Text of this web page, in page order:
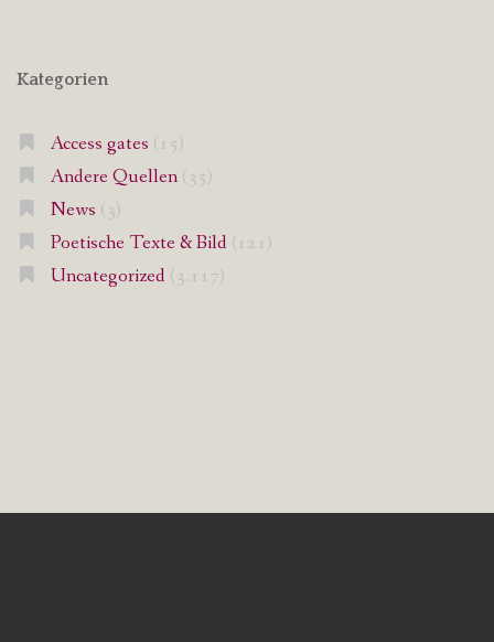
Kategorien
Access gates (15)
Andere Quellen(35)
News (3)
Poetische Texte & Bild (121)
Uncategorized (3.117)